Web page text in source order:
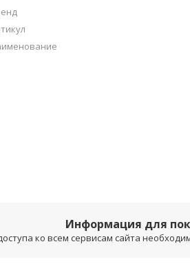
Информация для
ко всем сервисам сайта